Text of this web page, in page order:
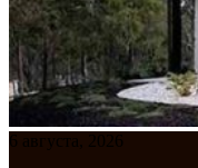
6 августа, 2026